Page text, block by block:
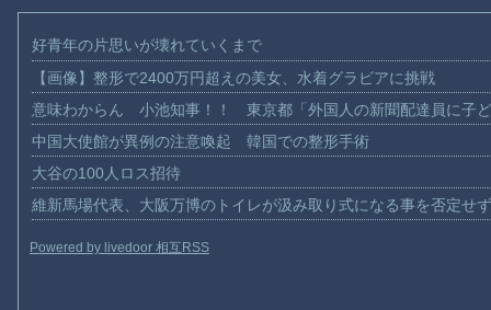
好青年の片思いが壊れていくまで
【画像】整形で2400万円超えの美女、水着グラビアに挑戦
意味わからん 小池知事！！ 東京都「外国人の新聞配達員に子
中国大使館が異例の注意喚起 韓国での整形手術
大谷の100人ロス招待
維新馬場代表、大阪万博のトイレが汲み取り式になる事を否定せ
Powered by livedoor 相互RSS